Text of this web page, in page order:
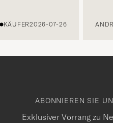
2026-07-26
ABONNIEREN SIE
Exklusiver Vorrang zu